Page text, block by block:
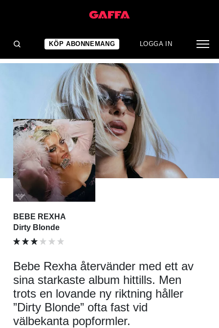
KÖP ABONNEMANG LOGGA IN
ALBUMRECENSION
Fast i mittfåran
BEBE REXHA
Dirty Blonde
Bebe Rexha återvänder med ett av
sina starkaste album hittills. Men
trots en lovande ny riktning håller
”Dirty Blonde” ofta fast vid
välbekanta popformler.